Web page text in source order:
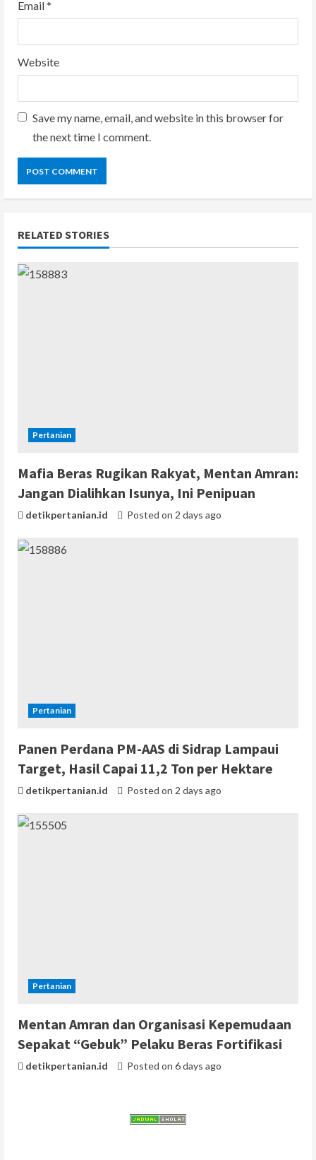
Email*
Website
Save my name, email, and website in this browser for
the next time I comment.
RELATED STORIES
Pertanian
Mafia Beras Rugikan Rakyat, Mentan Amran:
Jangan Dialihkan Isunya, Ini Penipuan
detikpertanian.id Posted on 2 days ago
Pertanian
Panen Perdana PM-AAS di Sidrap Lampaui
Target, Hasil Capai 11,2 Ton per Hektare
detikpertanian.id Posted on 2 days ago
Pertanian
Mentan Amran dan Organisasi Kepemudaan
Sepakat “Gebuk” Pelaku Beras Fortifikasi
detikpertanian.id Posted on 6 days ago